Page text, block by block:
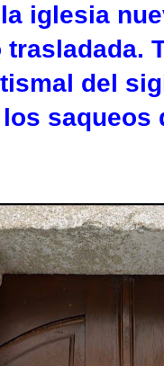
iglesia
del
saqueos